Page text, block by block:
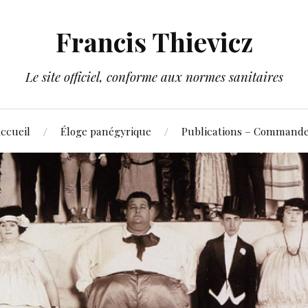
Francis Thievicz
Le site officiel, conforme aux normes sanitaires
Éloge panégyrique Publications –